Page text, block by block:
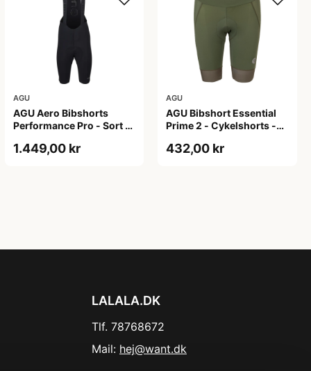
AGU
AGU Aero Bibshorts
Performance Pro - Sort -
1.449,00 kr
AGU
AGU Bibshort Essential
Prime 2 - Cykelshorts -
2XL
432,00 kr
LALALA.DK
Tlf. 78768672
Mail: hej@want.dk